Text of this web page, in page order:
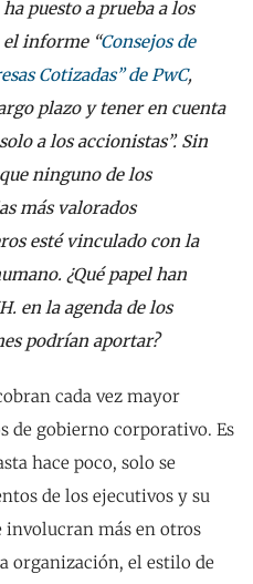
puesto a prueba a los
el informe “Consejos de
Cotizadas” de PwC,
plazo y tener en cuenta
a los accionistas”. Sin
ninguno de los
más valorados
esté vinculado con la
¿Qué papel han
en la agenda de los
podrían aportar?
cada vez mayor
de gobierno corporativo. Es
hace poco, solo se
de los ejecutivos y su
involucran más en otros
organización, el estilo de